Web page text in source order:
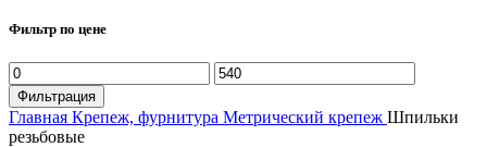
Фильтр по цене
Минимальная
цена
Максимальная
цена
Фильтрация
Главная Крепеж, фурнитура Метрический крепеж Шпильки
резьбовые